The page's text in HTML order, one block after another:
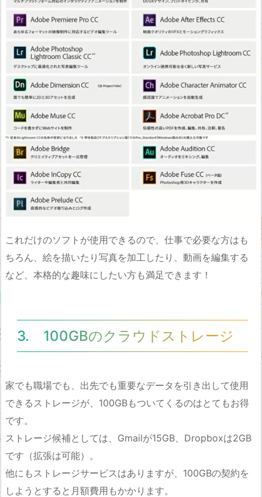
これだけのソフトが使用できるので、仕事で必要な方はも
ちろん、絵を描いたり写真を加工したり、動画を編集する
など、本格的な趣味にしたい方も満足できます！
3. 100GBのクラウドストレージ
家でも職場でも、出先でも重要なデータを引き出して使用
できるストレージが、100GBもついてくるのはとてもお得
です。
ストレージ候補としては、Gmailが15GB、Dropboxは2GB
です（拡張は可能）。
他にもストレージサービスはありますが、100GBの契約を
しようとすると月額費用もかかります。